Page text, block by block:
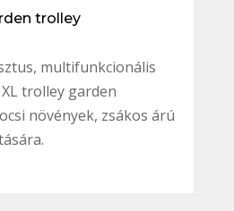
trolley
multifunkcionális
trolley garden
növények, zsákos árú